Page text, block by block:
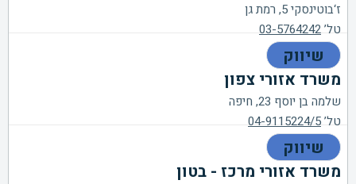
ז‘בוטינסקי 5, רמת גן
טל’03-5764242
שיווק
משרד אזורי צפון
שלמה בן יוסף 23, חיפה
טל’04-9115224/5
שיווק
משרד אזורי מרכז - בטון